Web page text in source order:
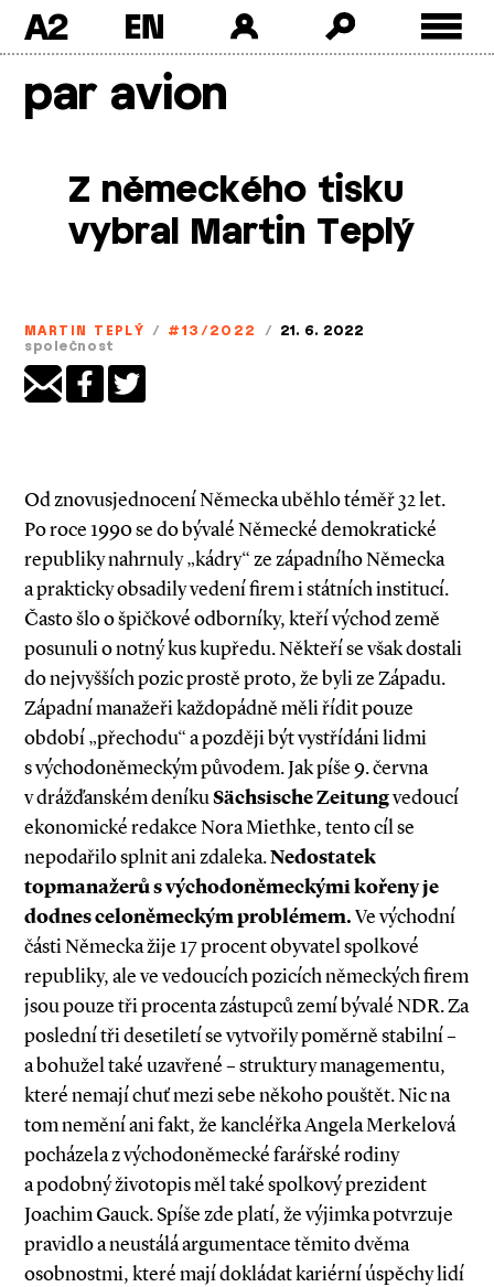
content
A2
par avion
Z německého tisku
vybral Martin Teplý
MARTIN TEPLÝ / #13/2022 / 21. 6. 2022
společnost
Od znovusjednocení Německa uběhlo téměř 32 let.
Po roce 1990 se do bývalé Německé demokratické
republiky nahrnuly „kádry“ ze západního Německa
a prakticky obsadily vedení firem i státních institucí.
Často šlo o špičkové odborníky, kteří východ země
posunuli o notný kus kupředu. Někteří se však dostali
do nejvyšších pozic prostě proto, že byli ze Západu.
Západní manažeři každopádně měli řídit pouze
období „přechodu“ a později být vystřídáni lidmi
s východoněmeckým původem. Jak píše 9. června
v drážďanském deníkuSächsische Zeitungvedoucí
ekonomické redakce Nora Miethke, tento cíl se
nepodařilo splnit ani zdaleka.Nedostatek
topmanažerů s východoněmeckými kořeny je
dodnes celoněmeckým problémem.Ve východní
části Německa žije 17 procent obyvatel spolkové
republiky, ale ve vedoucích pozicích německých firem
jsou pouze tři procenta zástupců zemí bývalé NDR. Za
poslední tři desetiletí se vytvořily poměrně stabilní –
a bohužel také uzavřené – struktury managementu,
které nemají chuť mezi sebe někoho pouštět. Nic na
tom nemění ani fakt, že kancléřka Angela Merkelová
pocházela z východoněmecké farářské rodiny
a podobný životopis měl také spolkový prezident
Joachim Gauck. Spíše zde platí, že výjimka potvrzuje
pravidlo a neustálá argumentace těmito dvěma
osobnostmi, které mají dokládat kariérní úspěchy lidí